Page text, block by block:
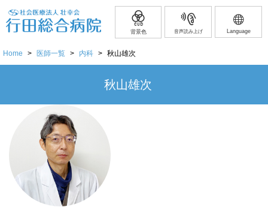
背景色 音声読み上げ Language
Home > 医師一覧 > 内科 > 秋山雄次
秋山雄次